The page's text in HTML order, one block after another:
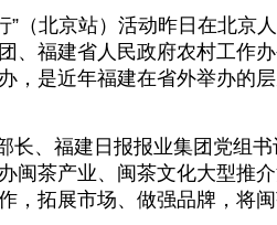
（北京站）活动昨日在北京
、福建省人民政府农村工作
，是近年福建在省外举办的
长、福建日报报业集团党组
闽茶产业、闽茶文化大型推
，拓展市场、做强品牌，将